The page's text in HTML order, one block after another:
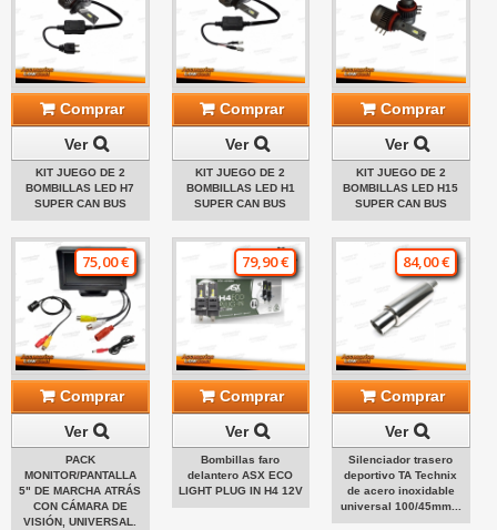
Comprar
Ver
KIT JUEGO DE 2
BOMBILLAS LED H7
SUPER CAN BUS
Comprar
Ver
KIT JUEGO DE 2
BOMBILLAS LED H1
SUPER CAN BUS
Comprar
Ver
KIT JUEGO DE 2
BOMBILLAS LED H15
SUPER CAN BUS
75,00 €
Comprar
Ver
PACK
MONITOR/PANTALLA
5" DE MARCHA ATRÁS
CON CÁMARA DE
VISIÓN, UNIVERSAL.
79,90 €
Comprar
Ver
Bombillas faro
delantero ASX ECO
LIGHT PLUG IN H4 12V
84,00 €
Comprar
Ver
Silenciador trasero
deportivo TA Technix
de acero inoxidable
universal 100/45mm...